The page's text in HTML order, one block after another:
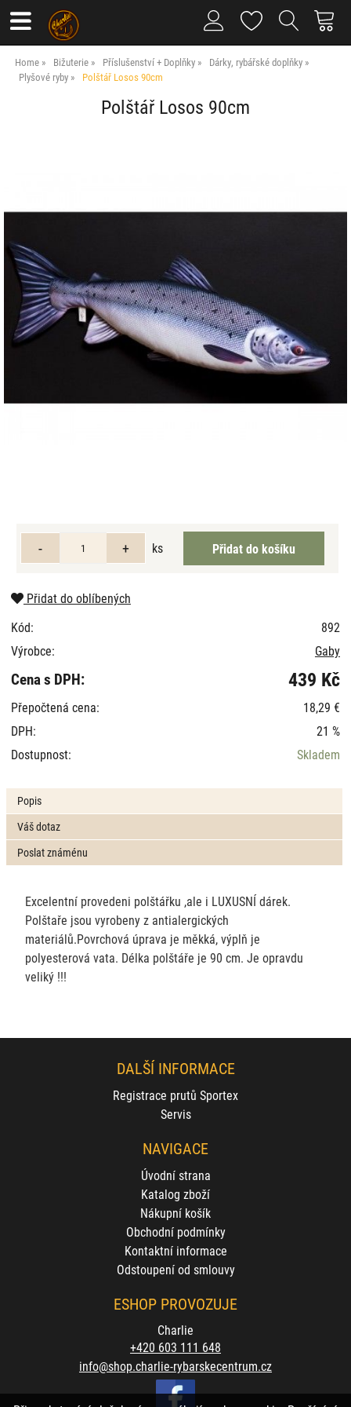
Home Bižuterie Příslušenství + Doplňky
Dárky, rybářské doplňky
Plyšové ryby
Polštář Losos 90cm
Polštář Losos 90cm
ks
Přidat do oblíbených
Kód:
892
Výrobce:
Gaby
Cena s DPH: 439 Kč
Přepočtená cena:
18,29 €
DPH:
21 %
Dostupnost:
Skladem
Popis
Váš dotaz
Poslat známénu
Excelentní provedeni polštářku ,ale i LUXUSNÍ dárek.
Polštaře jsou vyrobeny z antialergických
materiálů.Povrchová úprava je měkká, výplň je
polyesterová vata. Délka polštáře je 90 cm. Je opravdu
veliký !!!
DALŠÍ INFORMACE
Registrace prutů Sportex
Servis
NAVIGACE
Úvodní strana
Katalog zboží
Nákupní košík
Obchodní podmínky
Kontaktní informace
Odstoupení od smlouvy
ESHOP PROVOZUJE
Charlie
+420 603 111 648
info@shop.charlie-rybarskecentrum.cz